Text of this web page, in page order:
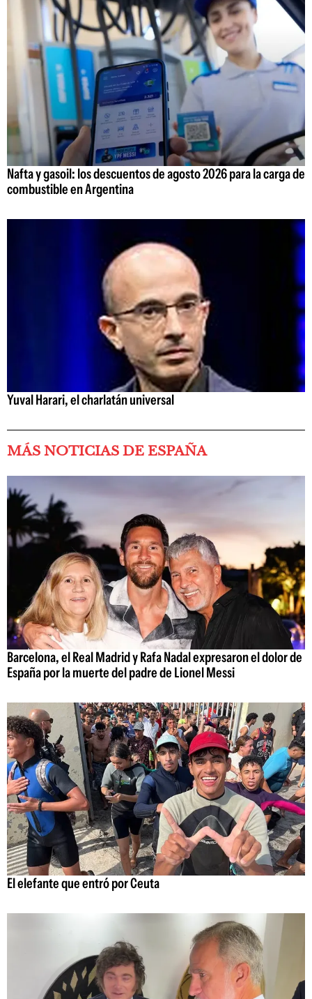
Nafta y gasoil: los descuentos de agosto 2026 para la carga de
combustible en Argentina
Yuval Harari, el charlatán universal
MÁS NOTICIAS DE ESPAÑA
Barcelona, el Real Madrid y Rafa Nadal expresaron el dolor de
España por la muerte del padre de Lionel Messi
El elefante que entró por Ceuta